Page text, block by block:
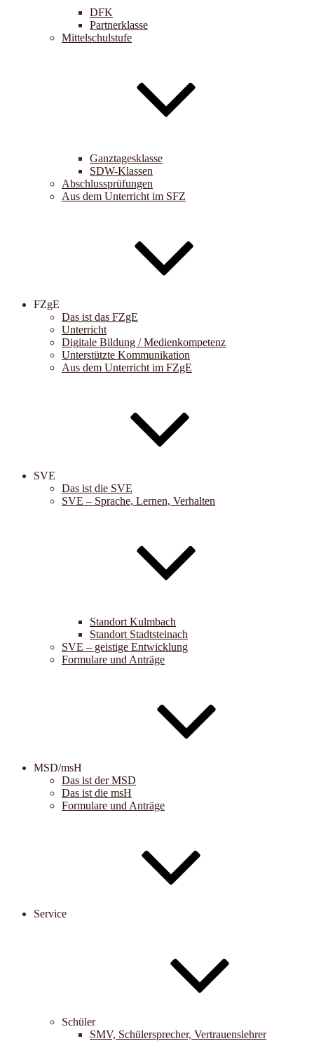
DFK
Partnerklasse
Mittelschulstufe
Ganztagesklasse
SDW-Klassen
Abschlussprüfungen
Aus dem Unterricht im SFZ
FZgE
Das ist das FZgE
Unterricht
Digitale Bildung / Medienkompetenz
Unterstützte Kommunikation
Aus dem Unterricht im FZgE
SVE
Das ist die SVE
SVE – Sprache, Lernen, Verhalten
Standort Kulmbach
Standort Stadtsteinach
SVE – geistige Entwicklung
Formulare und Anträge
MSD/msH
Das ist der MSD
Das ist die msH
Formulare und Anträge
Service
Schüler
SMV, Schülersprecher, Vertrauenslehrer